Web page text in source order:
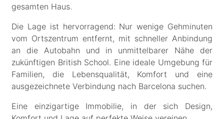
gesamten Haus.
Die Lage ist hervorragend: Nur wenige Gehminuten
vom Ortszentrum entfernt, mit schneller Anbindung
an die Autobahn und in unmittelbarer Nähe der
zukünftigen British School. Eine ideale Umgebung für
Familien, die Lebensqualität, Komfort und eine
ausgezeichnete Verbindung nach Barcelona suchen.
Eine einzigartige Immobilie, in der sich Design,